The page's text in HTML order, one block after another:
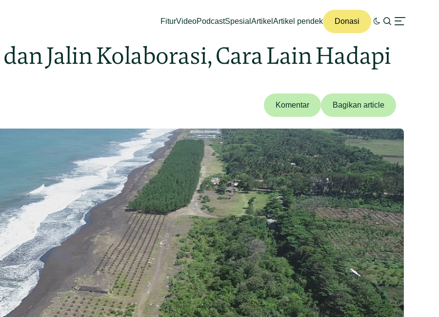
FiturVideoPodcastSpesial Artikel Artikel pendek Donasi
Jalin Kolaborasi, Cara Lain Hadapi
Komentar Bagikan article